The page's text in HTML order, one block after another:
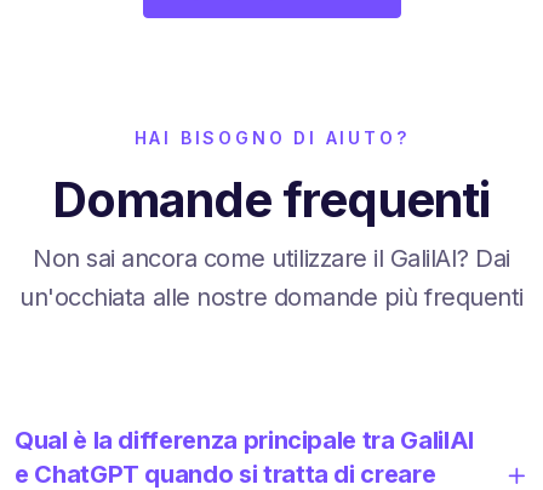
HAI BISOGNO DI AIUTO?
Domande frequenti
Non sai ancora come utilizzare il GalilAI? Dai
un'occhiata alle nostre domande più frequenti
Qual è la differenza principale tra GalilAI
e ChatGPT quando si tratta di creare